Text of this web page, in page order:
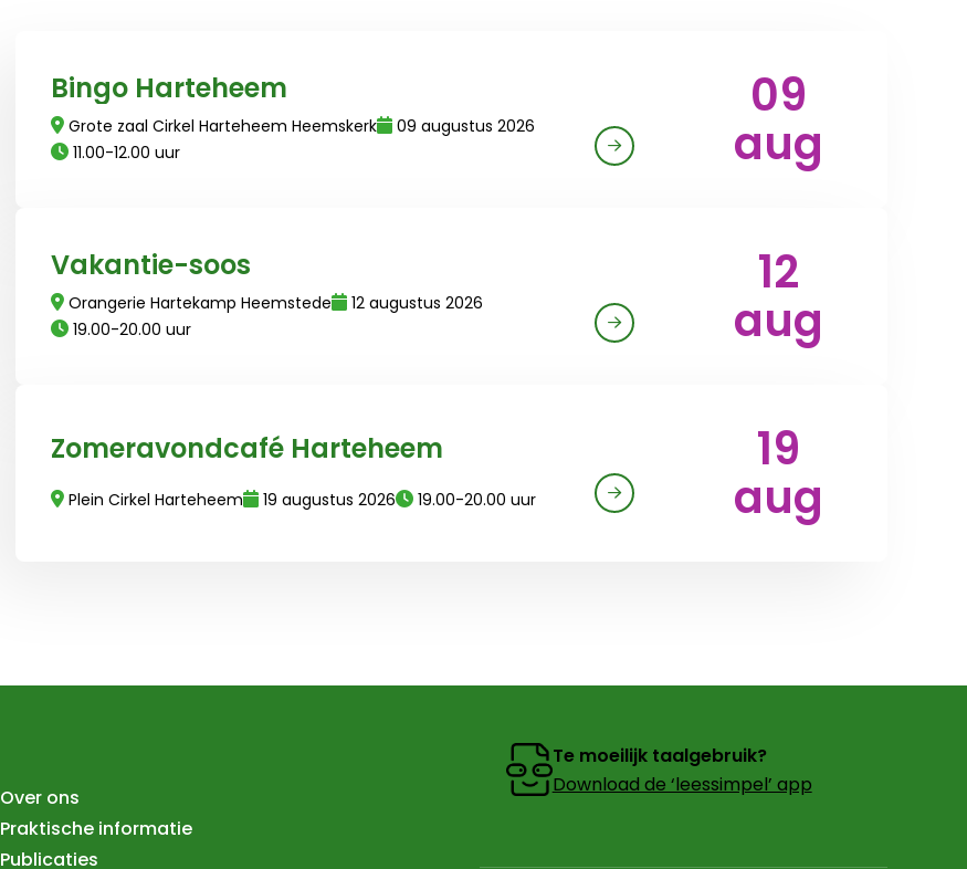
Bingo Harteheem
Grote zaal Cirkel Harteheem Heemskerk
09 augustus 2026
11.00-12.00 uur
09
aug
Vakantie-soos
Orangerie Hartekamp Heemstede
12 augustus 2026
19.00-20.00 uur
12
aug
Zomeravondcafé Harteheem
Plein Cirkel Harteheem 19 augustus 2026 19.00-20.00 uur
19
aug
Over ons
Praktische informatie
Publicaties
Te moeilijk taalgebruik?
Download de ‘leessimpel’ app